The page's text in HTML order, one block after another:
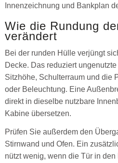
Innenzeichnung und Bankplan
Wie die Rundung
verändert
Bei der runden Hülle verjüngt
Decke. Das reduziert
Sitzhöhe, Schulterraum und die
oder Beleuchtung. Eine
direkt in dieselbe nutzbare
Kabine übersetzen.
Prüfen Sie außerdem den
Stirnwand und Ofen. Ein
nützt wenig, wenn die Tür in